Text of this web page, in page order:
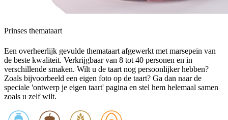
Prinses themataart
Een overheerlijk gevulde themataart afgewerkt met marsepein van
de beste kwaliteit. Verkrijgbaar van 8 tot 40 personen en in
verschillende smaken. Wilt u de taart nog persoonlijker hebben?
Zoals bijvoorbeeld een eigen foto op de taart? Ga dan naar de
speciale 'ontwerp je eigen taart' pagina en stel hem helemaal samen
zoals u zelf wilt.